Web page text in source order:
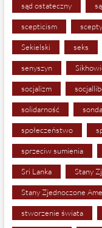
sąd ostateczny
scepticism
Sekielski seks
senyszyn
socjalizm
solidarność
społeczeństwo
sprzeciw sumienia
Sri Lanka Stany
Stany Zjednoczone
stworzenie świata